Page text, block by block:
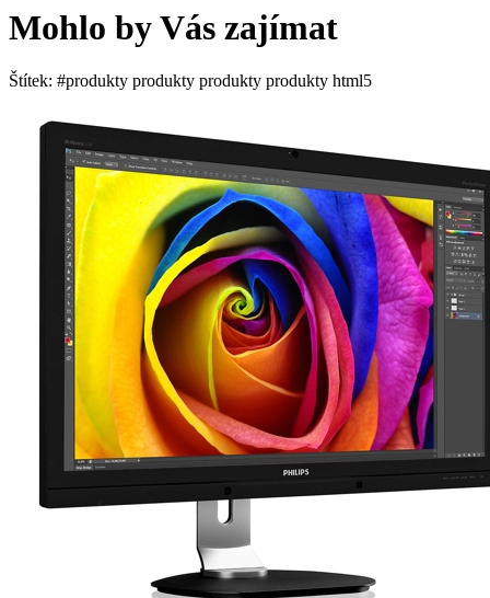
Mohlo by Vás zajímat
Štítek: #produkty produkty produkty produkty html5